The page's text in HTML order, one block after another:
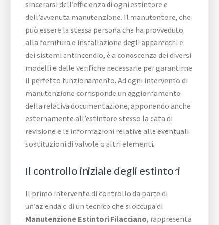
sincerarsi dell’efficienza di ogni estintore e
dell’avvenuta manutenzione. Il manutentore, che
può essere la stessa persona che ha provveduto
alla fornitura e installazione degli apparecchi e
dei sistemi antincendio, è a conoscenza dei diversi
modelli e delle verifiche necessarie per garantirne
il perfetto funzionamento. Ad ogni intervento di
manutenzione corrisponde un aggiornamento
della relativa documentazione, apponendo anche
esternamente all’estintore stesso la data di
revisione e le informazioni relative alle eventuali
sostituzioni di valvole o altri elementi.
Il controllo iniziale degli estintori
Il primo intervento di controllo da parte di
un’azienda o di un tecnico che si occupa di
Manutenzione Estintori Filacciano, rappresenta